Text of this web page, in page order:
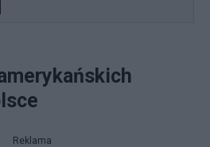
Reklama